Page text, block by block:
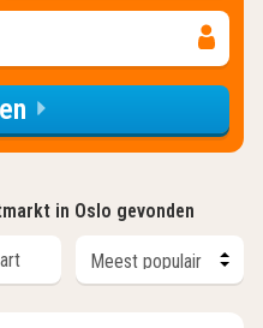
in Oslo gevonden